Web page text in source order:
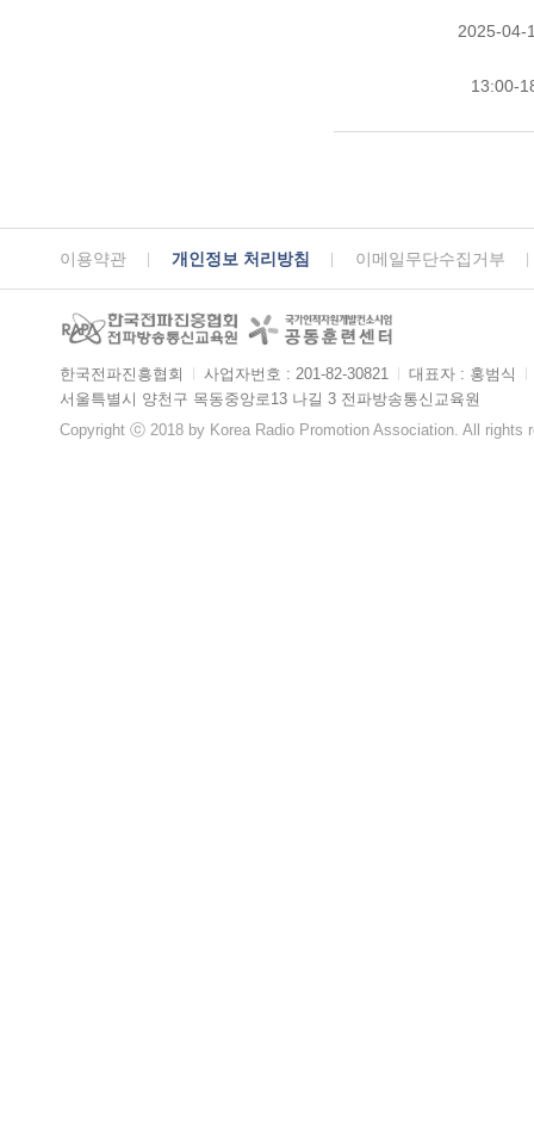
2025-04-
13:00-
이용약관 개인정보 처리방침 이메일무단수집거부
한국전파진흥협회 사업자번호 : 201-82-30821 대표자 : 홍범식
서울특별시 양천구 목동중앙로13 나길 3 전파방송통신교육원
Copyright ⓒ 2018 by Korea Radio Promotion Association. All rights